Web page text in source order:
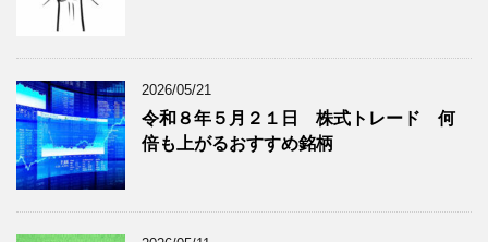
グ
記
事
を
表
示
グ
記
事
を
表
示
2026/05/21
令和８年５月２１日 株式トレード 何
倍も上がるおすすめ銘柄